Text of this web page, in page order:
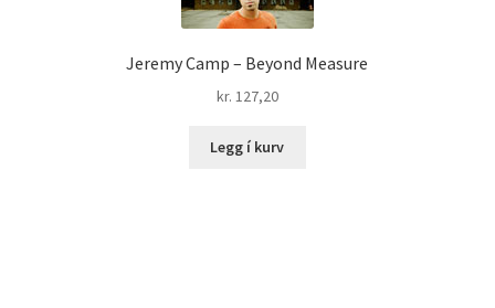
Jeremy Camp – Beyond Measure
kr. 127,20
Legg í kurv